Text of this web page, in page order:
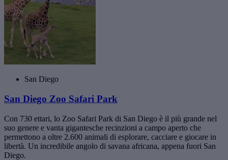
San Diego
San Diego Zoo Safari Park
Con 730 ettari, lo Zoo Safari Park di San Diego è il più grande nel
suo genere e vanta gigantesche recinzioni a campo aperto che
permettono a oltre 2.600 animali di esplorare, cacciare e giocare in
libertà. Un incredibile angolo di savana africana, appena fuori San
Diego.